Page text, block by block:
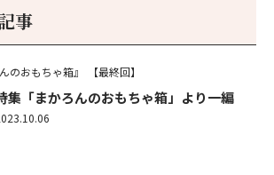
事
のおもちゃ箱』 【最終回】
集「まかろんのおもちゃ箱」より一編